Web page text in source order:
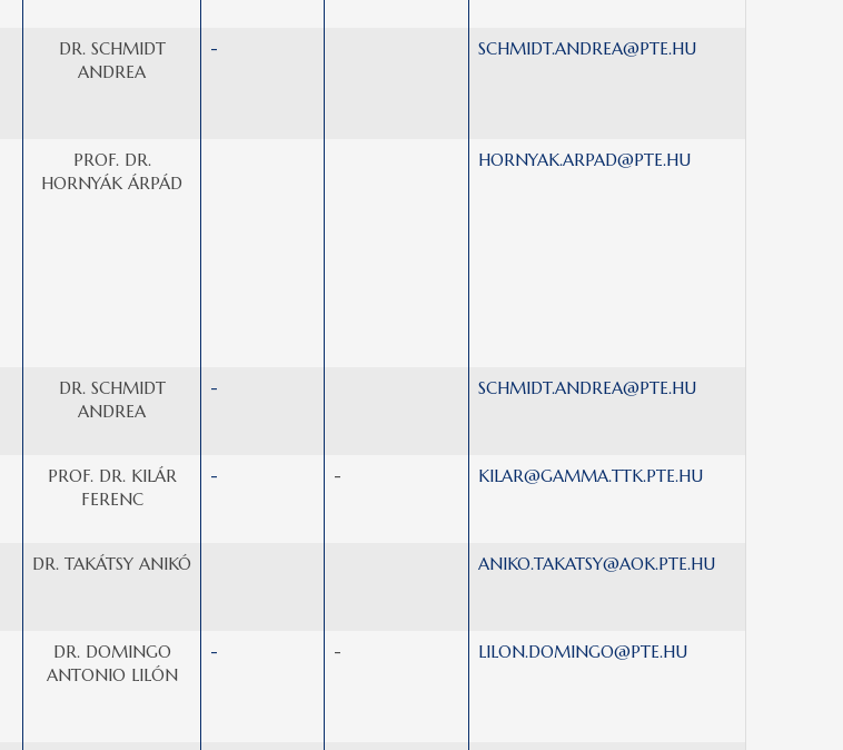
DR. SCHMIDT
ANDREA
- SCHMIDT.ANDREA@PTE.HU
PROF. DR.
HORNYÁK ÁRPÁD
HORNYAK.ARPAD@PTE.HU
DR. SCHMIDT
ANDREA
- SCHMIDT.ANDREA@PTE.HU
PROF. DR. KILÁR
FERENC
- - KILAR@GAMMA.TTK.PTE.HU
DR. TAKÁTSY ANIKÓ ANIKO.TAKATSY@AOK.PTE.HU
DR. DOMINGO
ANTONIO LILÓN
- - LILON.DOMINGO@PTE.HU